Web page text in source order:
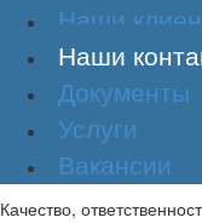
Наши
Наши
Документы
Услуги
Вакансии
Качество,